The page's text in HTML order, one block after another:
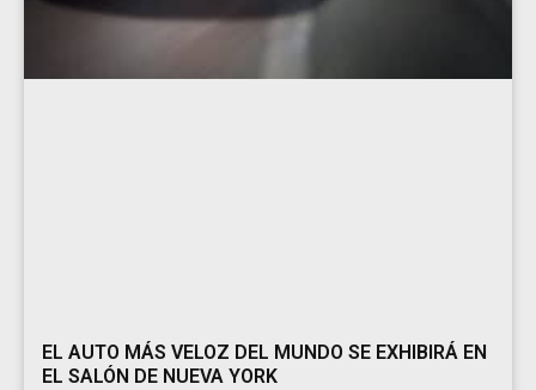
EL AUTO MÁS VELOZ DEL MUNDO SE EXHIBIRÁ EN
EL SALÓN DE NUEVA YORK